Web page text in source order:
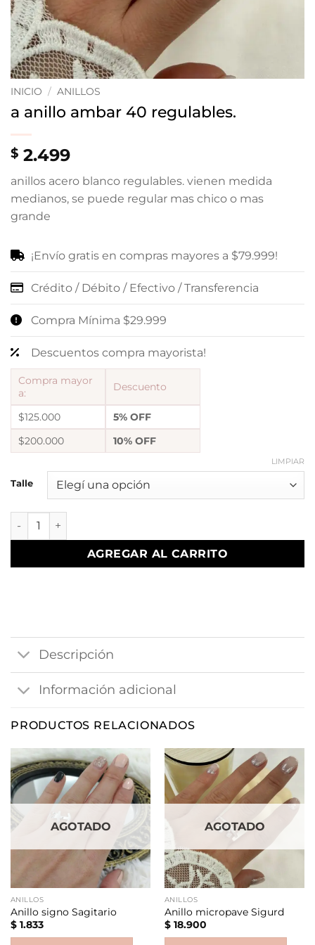
INICIO / ANILLOS
a anillo ambar 40 regulables.
$ 2.499
anillos acero blanco regulables. vienen medida
medianos, se puede regular mas chico o mas
grande
¡Envío gratis en compras mayores a $79.999!
Crédito / Débito / Efectivo / Transferencia
Compra Mínima $29.999
Descuentos compra mayorista!
Compra mayor
a:
Descuento
$125.000
5% OFF
$200.000
10% OFF
Talle
LIMPIAR
a anillo ambar 40 regulables. cantidad
AGREGAR AL CARRITO
Descripción
Información adicional
PRODUCTOS RELACIONADOS
AGOTADO
ANILLOS
Anillo signo Sagitario
$1.833
AGOTADO
ANILLOS
Anillo micropave Sigurd
$18.900